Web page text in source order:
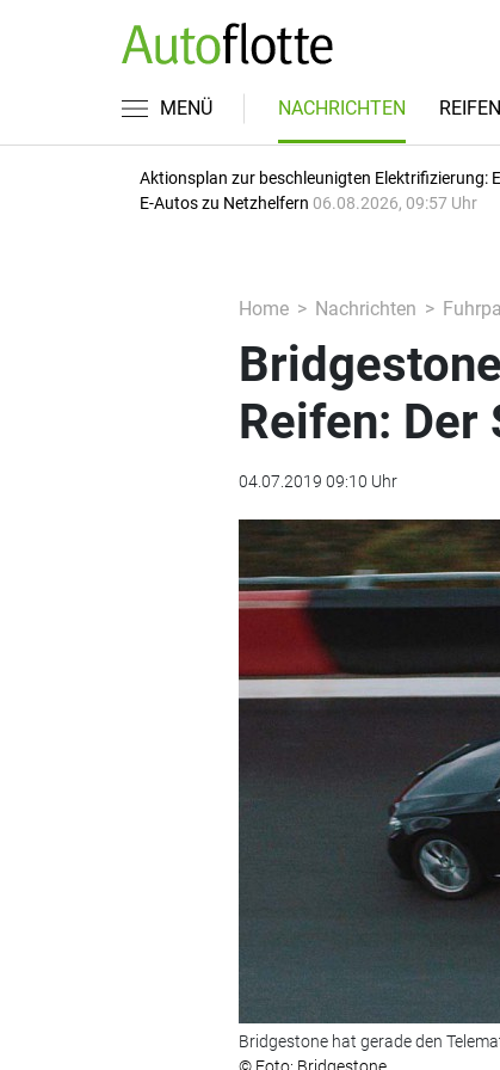
MENÜ NACHRICHTEN REIFEN
Aktionsplan zur beschleunigten Elektrifizierung:
E-Autos zu Netzhelfern 06.08.2026, 09:57 Uhr
Home Nachrichten
Reifen: Der
04.07.2019 09:10 Uhr
Bridgestone hat gerade den